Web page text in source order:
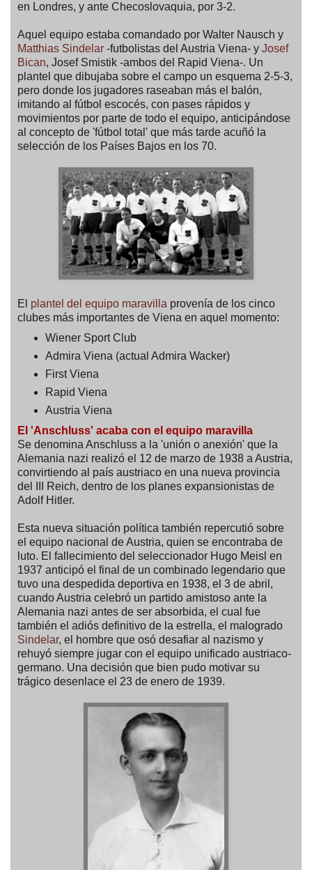
en Londres, y ante Checoslovaquia, por 3-2.
Aquel equipo estaba comandado por Walter Nausch y
Matthias Sindelar -futbolistas del Austria Viena- y Josef
Bican, Josef Smistik -ambos del Rapid Viena-. Un
plantel que dibujaba sobre el campo un esquema 2-5-3,
pero donde los jugadores raseaban más el balón,
imitando al fútbol escocés, con pases rápidos y
movimientos por parte de todo el equipo, anticipándose
al concepto de 'fútbol total' que más tarde acuñó la
selección de los Países Bajos en los 70.
El plantel del equipo maravilla provenía de los cinco
clubes más importantes de Viena en aquel momento:
Wiener Sport Club
Admira Viena (actual Admira Wacker)
First Viena
Rapid Viena
Austria Viena
El 'Anschluss' acaba con el equipo maravilla
Se denomina Anschluss a la 'unión o anexión' que la
Alemania nazi realizó el 12 de marzo de 1938 a Austria,
convirtiendo al país austriaco en una nueva provincia
del III Reich, dentro de los planes expansionistas de
Adolf Hitler.
Esta nueva situación política también repercutió sobre
el equipo nacional de Austria, quien se encontraba de
luto. El fallecimiento del seleccionador Hugo Meisl en
1937 anticipó el final de un combinado legendario que
tuvo una despedida deportiva en 1938, el 3 de abril,
cuando Austria celebró un partido amistoso ante la
Alemania nazi antes de ser absorbida, el cual fue
también el adiós definitivo de la estrella, el malogrado
Sindelar, el hombre que osó desafiar al nazismo y
rehuyó siempre jugar con el equipo unificado austriaco-
germano. Una decisión que bien pudo motivar su
trágico desenlace el 23 de enero de 1939.